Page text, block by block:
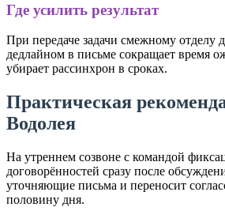
Где усилить результат
При передаче задачи смежному отделу
дедлайном в письме сокращает время
убирает рассинхрон в сроках.
Практическая
Водолея
На утреннем созвоне с командой
договорённостей сразу после
уточняющие письма и переносит
половину дня.